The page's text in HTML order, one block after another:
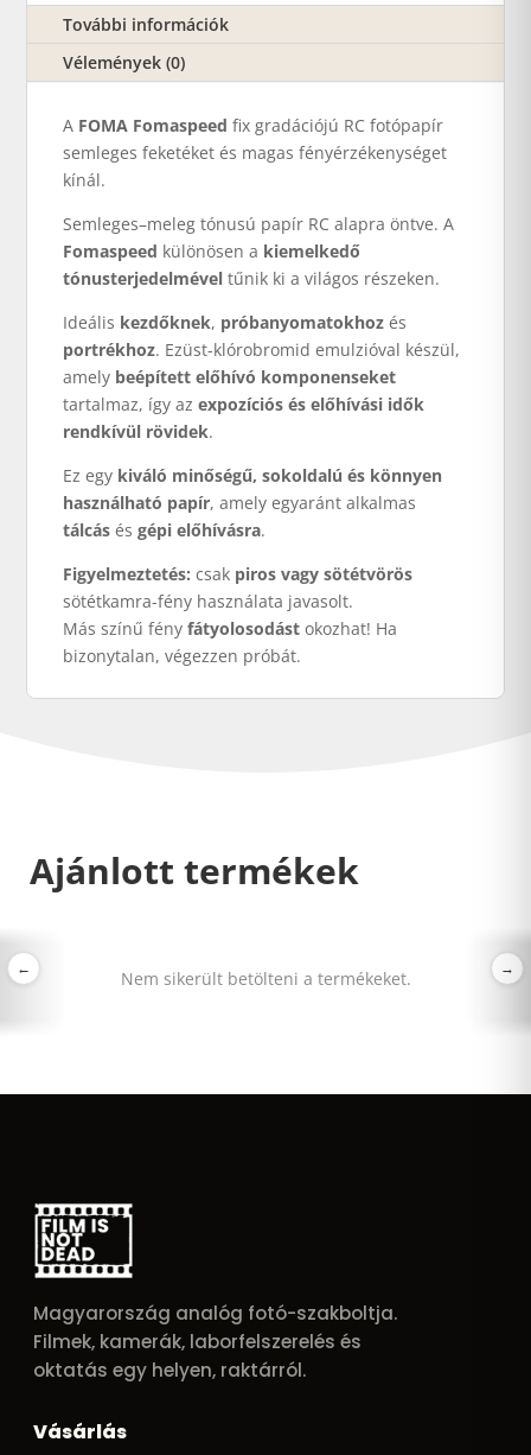
További információk
Vélemények (0)
A FOMA Fomaspeed fix gradációjú RC fotópapír
semleges feketéket és magas fényérzékenységet
kínál.
Semleges–meleg tónusú papír RC alapra öntve. A
Fomaspeed különösen a kiemelkedő
tónusterjedelmével tűnik ki a világos részeken.
Ideális kezdőknek, próbanyomatokhoz és
portrékhoz. Ezüst-klórobromid emulzióval készül,
amely beépített előhívó komponenseket
tartalmaz, így azexpozíciós és előhívási idők
rendkívül rövidek.
Ez egy kiváló minőségű, sokoldalú és könnyen
használható papír, amely egyaránt alkalmas
tálcás ésgépi előhívásra.
Figyelmeztetés: csak piros vagy sötétvörös
sötétkamra-fény használata javasolt.
Más színű fényfátyolosodást okozhat! Ha
bizonytalan, végezzen próbát.
Ajánlott termékek
← →
Nem sikerült betölteni a termékeket.
Magyarország analóg fotó-szakboltja.
Filmek, kamerák, laborfelszerelés és
oktatás egy helyen, raktárról.
Vásárlás